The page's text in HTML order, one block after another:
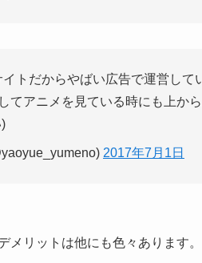
トだからやばい広告で運営して
てアニメを見ている時にも上か
2017年7月1日
メリットは他にも色々あります。